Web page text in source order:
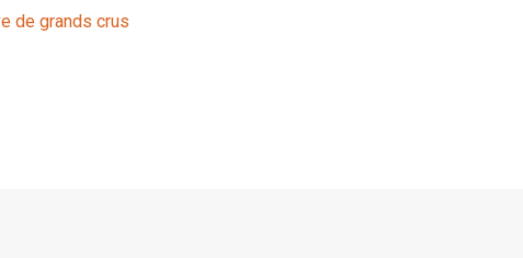
de grands crus